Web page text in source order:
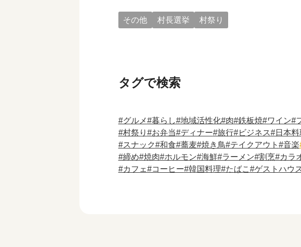
その他 村長選挙 村祭り
タグで検索
グルメ 暮らし 地域活性化 肉 鉄板焼 ワイン
村祭り
お弁当 ディナー 旅行 ビジネス 日本料
スナック
和食 蕎麦 焼き鳥 テイクアウト 音楽
締め 焼肉 ホルモン 海鮮 ラーメン 割烹 カラ
カフェ
コーヒー 韓国料理 たばこ ゲストハウ